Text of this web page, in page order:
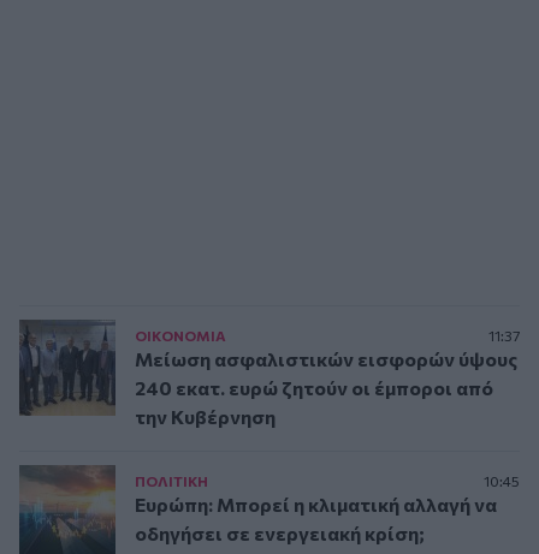
ΟΙΚΟΝΟΜΙΑ 11:37
Μείωση ασφαλιστικών εισφορών ύψους
240 εκατ. ευρώ ζητούν οι έμποροι από
την Κυβέρνηση
ΠΟΛΙΤΙΚΗ 10:45
Ευρώπη: Μπορεί η κλιματική αλλαγή να
οδηγήσει σε ενεργειακή κρίση;